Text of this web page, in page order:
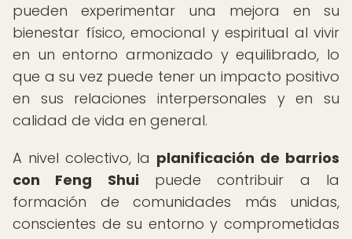
pueden experimentar una mejora en su
bienestar físico, emocional y espiritual al vivir
en un entorno armonizado y equilibrado, lo
que a su vez puede tener un impacto positivo
en sus relaciones interpersonales y en su
calidad de vida en general.
A nivel colectivo, la planificación de barrios
con Feng Shuipuede contribuir a la
formación de comunidades más unidas,
conscientes de su entorno y comprometidas